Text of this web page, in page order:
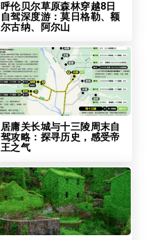
呼伦贝尔草原森林穿越8日
自驾深度游：莫日格勒、额
尔古纳、阿尔山
居庸关长城与十三陵周末自
驾攻略：探寻历史，感受帝
王之气